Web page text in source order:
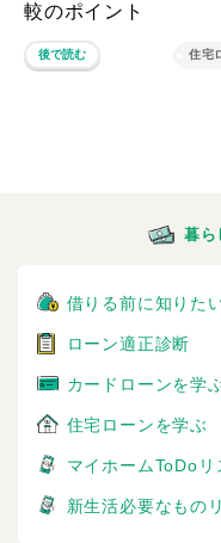
較のポイント
後で読む 住宅
暮ら
借りる前に知りた
ローン適正診断
カードローンを学
住宅ローンを学ぶ
マイホームToDoリ
新生活必要なもの